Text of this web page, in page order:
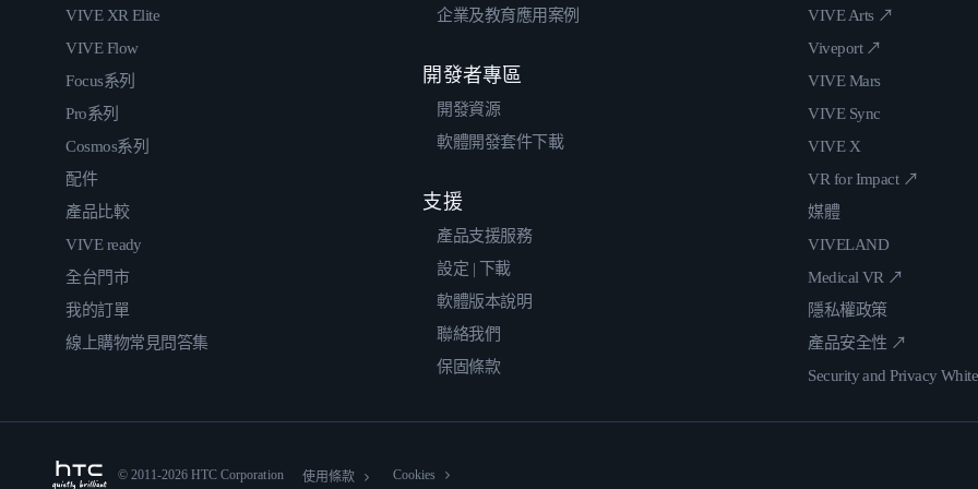
VIVE XR Elite
VIVE Flow
Focus系列
Pro系列
Cosmos系列
配件
產品比較
VIVE ready
全台門市
我的訂單
線上購物常見問答集
企業及教育應用案例
開發者專區
開發資源
軟體開發套件下載
支援
產品支援服務
設定 | 下載
軟體版本說明
聯絡我們
保固條款
VIVE Arts ↗
Viveport ↗
VIVE Mars
VIVE Sync
VIVE X
VR for Impact ↗
媒體
VIVELAND
Medical VR ↗
隱私權政策
產品安全性 ↗
Security and Privacy
© 2011-2026 HTC Corporation 使用條款 Cookies